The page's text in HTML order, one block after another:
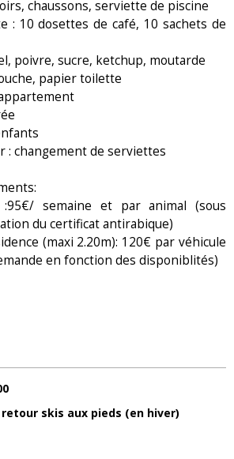
chaussons, serviette de piscine
: 10 dosettes de café, 10 sachets de
poivre, sucre, ketchup, moutarde
papier toilette
: changement de serviettes
:95€/ semaine et par animal (sous
du certificat antirabique)
(maxi 2.20m): 120€ par véhicule
en fonction des disponiblités)
skis aux pieds (en hiver)